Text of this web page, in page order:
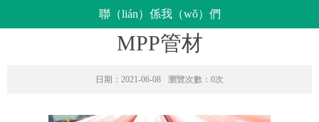
聯（lián）係我（wǒ）們
MPP管材
日期：2021-06-08 瀏覽次數：0次